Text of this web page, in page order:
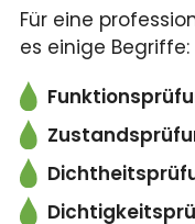
Für eine
es einige Begriffe: